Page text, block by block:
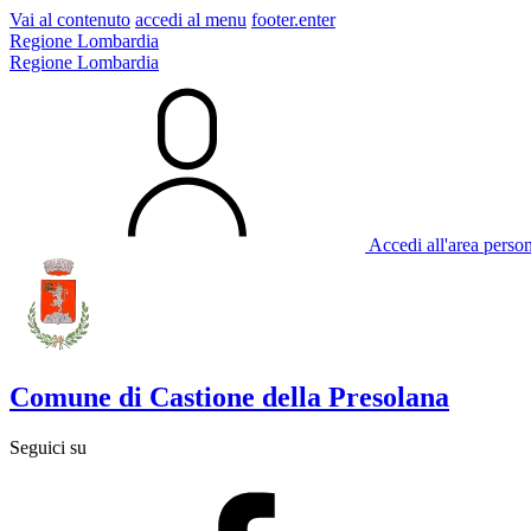
Vai al contenuto accedi al menu footer.enter
Regione Lombardia
Regione Lombardia
Accedi all'area
Comune di Castione della Presolana
Seguici su